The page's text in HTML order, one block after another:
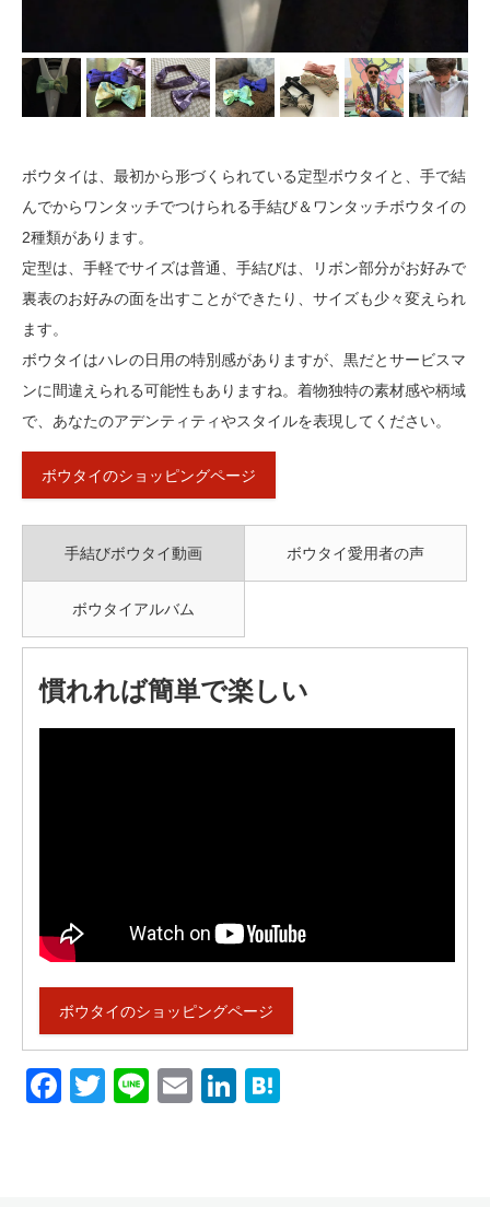
ボウタイは、最初から形づくられている定型ボウタイと、手で結
んでからワンタッチでつけられる手結び＆ワンタッチボウタイの
2種類があります。
定型は、手軽でサイズは普通、手結びは、リボン部分がお好みで
裏表のお好みの面を出すことができたり、サイズも少々変えられ
ます。
ボウタイはハレの日用の特別感がありますが、黒だとサービスマ
ンに間違えられる可能性もありますね。着物独特の素材感や柄域
で、あなたのアデンティティやスタイルを表現してください。
ボウタイのショッピングページ
手結びボウタイ動画 ボウタイ愛用者の声
ボウタイアルバム
慣れれば簡単で楽しい
ボウタイのショッピングページ
Facebook
Twitter
LineEmailLinkedIn